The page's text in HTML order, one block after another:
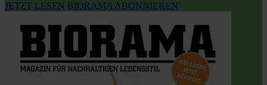
JETZT LESEN BIORAMA ABONNIEREN